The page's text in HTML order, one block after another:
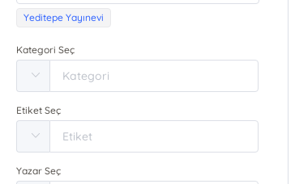
Yeditepe Yayınevi
Kategori Seç
Etiket Seç
Yazar Seç